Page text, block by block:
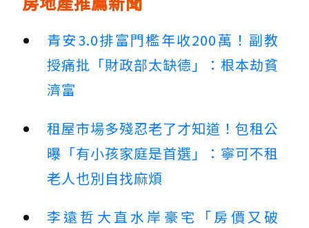
青安3.0排富門檻年收200萬！副教
授痛批「財政部太缺德」：根本劫貧
濟富
租屋市場多殘忍老了才知道！包租公
曝「有小孩家庭是首選」：寧可不租
老人也別自找麻煩
李遠哲大直水岸豪宅「房價又破